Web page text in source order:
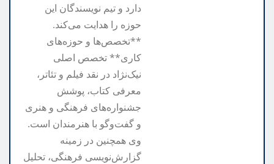
دارد و تیم نویسندگان این
حوزه را هدایت می‌کند.
**تخصص‌ها و حوزه‌های
کاری** تخصص اصلی
نیک‌نژاد در نقد فیلم و تئاتر،
معرفی کتاب، پوشش
جشنواره‌های فرهنگی و هنری
و گفت‌وگو با هنرمندان است.
وی همچنین در زمینه
گزارش‌نویسی فرهنگی، تحلیل